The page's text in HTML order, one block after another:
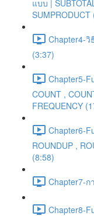
แบบ |
SUMPRODUCT
Chapter4-
(3:37)
Chapter5-
COUNT ,
FREQUENCY
Chapter6-
ROUNDUP ,
(8:58)
Chapter7-ก
Chapter8-